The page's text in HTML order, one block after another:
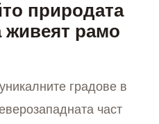
природата
живеят рамо
градове в
част